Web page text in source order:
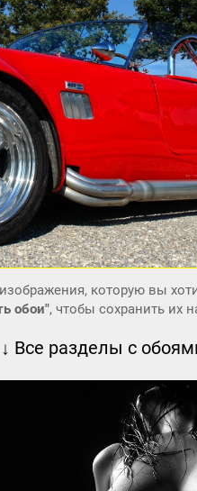
которую вы
обои", чтобы сохранить их
↓ Все разделы с